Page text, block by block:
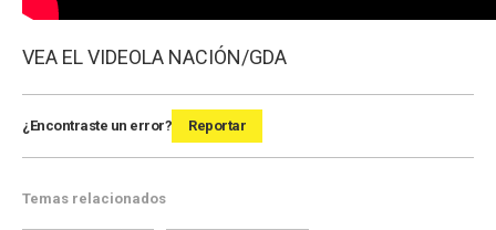
VEA EL VIDEOLA NACIÓN/GDA
¿Encontraste un error? Reportar
Temas relacionados